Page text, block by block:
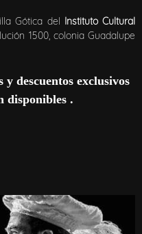
Gótica del
Instituto Cultural
1500, colonia Guadalupe
descuentos exclusivos
disponibles .